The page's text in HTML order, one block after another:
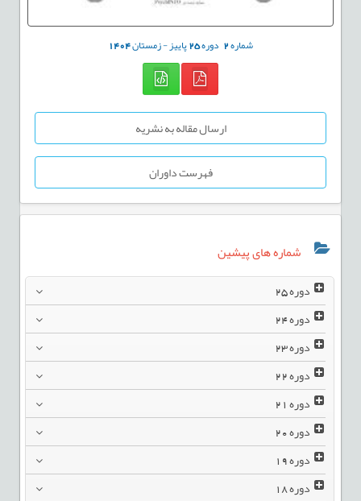
شماره2 دوره25پاییز - زمستان1404
ارسال مقاله به نشریه
فهرست داوران
شماره های پیشین
دوره25
دوره24
دوره23
دوره22
دوره21
دوره20
دوره19
دوره18